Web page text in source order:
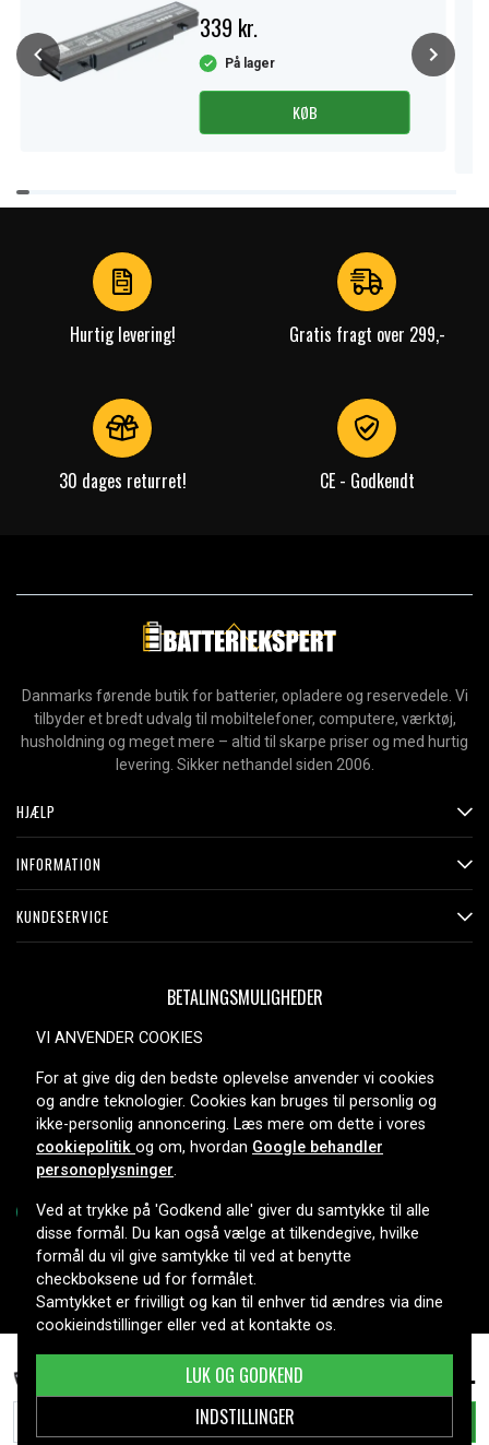
339 kr.
På lager
KØB
Item
1
AA-PB2NC6B/E for Samsung, 11.1V, 6600 mAh 359 kr.
TILFØJ TIL KURV
Hurtig levering! Gratis fragt over 299,-
30 dages returret! CE - Godkendt
Danmarks førende butik for batterier, opladere og reservedele. Vi
tilbyder et bredt udvalg til mobiltelefoner, computere, værktøj,
husholdning og meget mere – altid til skarpe priser og med hurtig
levering. Sikker nethandel siden 2006.
HJÆLP
INFORMATION
KUNDESERVICE
BETALINGSMULIGHEDER
LEVERINGSMULIGHEDER
Copyright © 2026, Spares Nordic AB
VI ANVENDER COOKIES
For at give dig den bedste oplevelse anvender vi cookies
og andre teknologier. Cookies kan bruges til personlig og
ikke-personlig annoncering. Læs mere om dette i vores
cookiepolitik og om, hvordan Google behandler
personoplysninger.
Ved at trykke på 'Godkend alle' giver du samtykke til alle
disse formål. Du kan også vælge at tilkendegive, hvilke
formål du vil give samtykke til ved at benytte
checkboksene ud for formålet.
Samtykket er frivilligt og kan til enhver tid ændres via dine
cookieindstillinger eller ved at kontakte os.
INDSTILLINGER
LUK OG GODKEND